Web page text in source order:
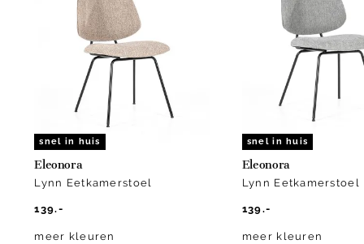
snel in huis
Eleonora
Lynn Eetkamerstoel
139.-
meer kleuren
snel in huis
Eleonora
Lynn Eetkamerstoel
139.-
meer kleuren